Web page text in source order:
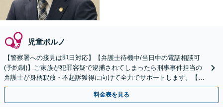
児童ポルノ
【警察署への接見は即日対応】【弁護士待機中/当日中の電話相談可
(予約制)】ご家族が犯罪容疑で逮捕されてしまったら刑事事件担当の
弁護士が身柄釈放・不起訴獲得に向けて全力でサポートします。【毎
月100名以上の相談実績】【全国対応】
料金表を見る